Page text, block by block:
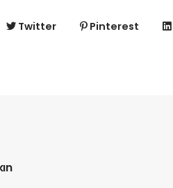
Twitter Pinterest